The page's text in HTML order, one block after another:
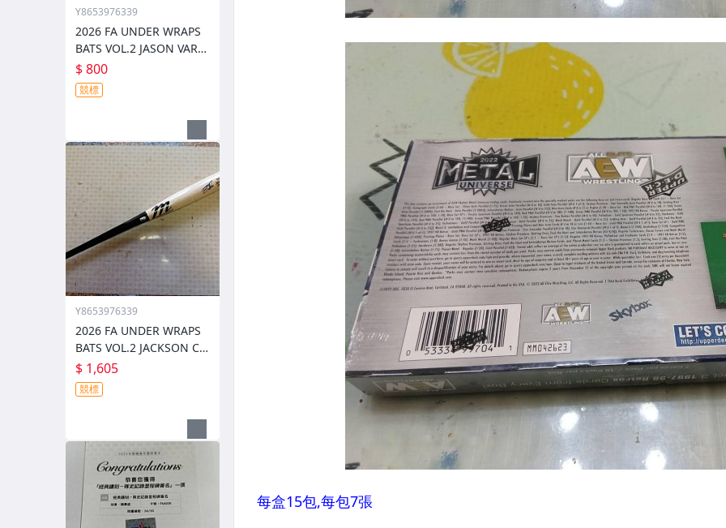
Y8653976339
2026 FA UNDER WRAPS
BATS VOL.2 JASON VARIT
EK波士頓紅襪 193轟明星
捕手簽名球棒
$ 800
競標
Y8653976339
2026 FA UNDER WRAPS
BATS VOL.2 JACKSON CH
OURIO 密爾瓦基釀酒人 5
5轟 外野手專屬簽名球棒
$ 1,605
競標